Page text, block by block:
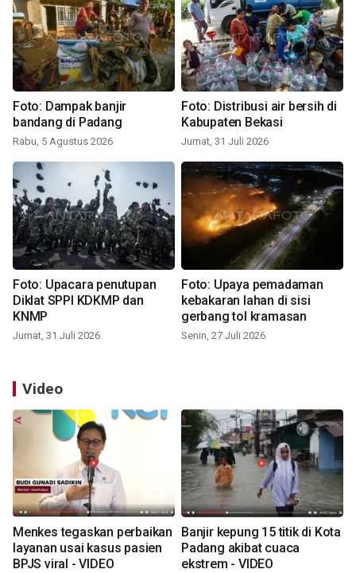
Foto: Dampak banjir
bandang di Padang
Rabu, 5 Agustus 2026
Foto: Distribusi air bersih di
Kabupaten Bekasi
Jumat, 31 Juli 2026
Foto: Upacara penutupan
Diklat SPPI KDKMP dan
KNMP
Jumat, 31 Juli 2026
Foto: Upaya pemadaman
kebakaran lahan di sisi
gerbang tol kramasan
Senin, 27 Juli 2026
Video
Menkes tegaskan perbaikan
layanan usai kasus pasien
BPJS viral - VIDEO
Banjir kepung 15 titik di Kota
Padang akibat cuaca
ekstrem - VIDEO